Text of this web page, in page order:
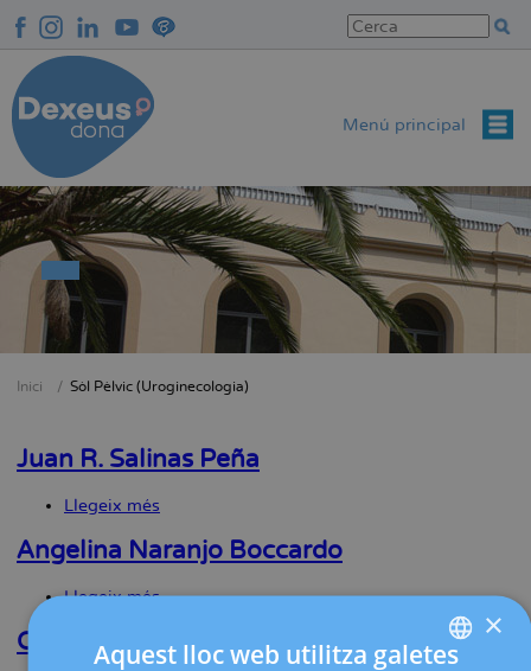
contingut
Menú principal
Inici Sòl Pèlvic (Uroginecologia)
Juan R. Salinas Peña
Llegeix més
R.
Salinas
Angelina Naranjo Boccardo
Llegeix méssobre
Boccardo
Clara López Sebastián ×
Aquest lloc web utilitza galetes